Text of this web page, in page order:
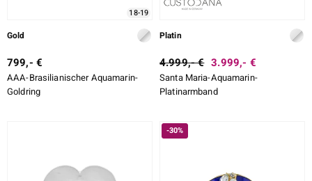
18-19
Gold
799,- €
AAA-Brasilianischer Aquamarin-
Goldring
Platin
4.999,- € 3.999,- €
Santa Maria-Aquamarin-
Platinarmband
-30%